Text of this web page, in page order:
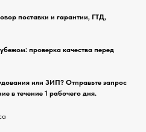
поставки и гарантии, ГТД,
проверка качества перед
или ЗИП? Отправьте запрос
в течение 1 рабочего дня.